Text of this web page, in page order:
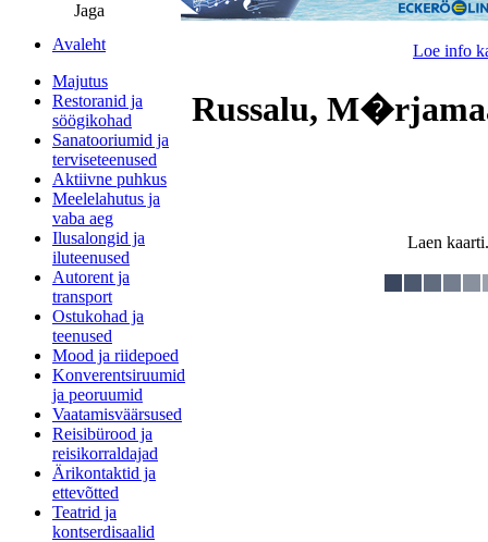
Jaga
Avaleht
Majutus
Restoranid ja
söögikohad
Sanatooriumid ja
terviseteenused
Aktiivne puhkus
Meelelahutus ja
vaba aeg
Ilusalongid ja
iluteenused
Autorent ja
transport
Ostukohad ja
teenused
Mood ja riidepoed
Konverentsiruumid
ja peoruumid
Vaatamisväärsused
Reisibürood ja
reisikorraldajad
Ärikontaktid ja
ettevõtted
Teatrid ja
kontserdisaalid
Loe info
Russalu,
Laen